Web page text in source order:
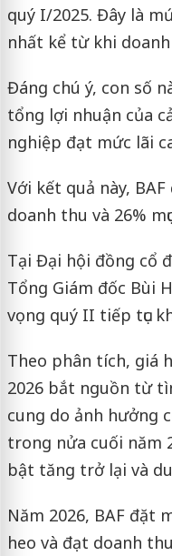
quý I/2025. Đây là
nhất kể từ khi
Đáng chú ý, con số
tổng lợi nhuận của
nghiệp đạt mức lãi
Với kết quả này,
doanh thu và 26%
Tại Đại hội đồng cổ
Tổng Giám đốc Bùi
vọng quý II tiếp tục
Theo phân tích, giá
2026 bắt nguồn từ
cung do ảnh hưởng
trong nửa cuối năm
bật tăng trở lại và
Năm 2026, BAF đặt
heo và đạt doanh